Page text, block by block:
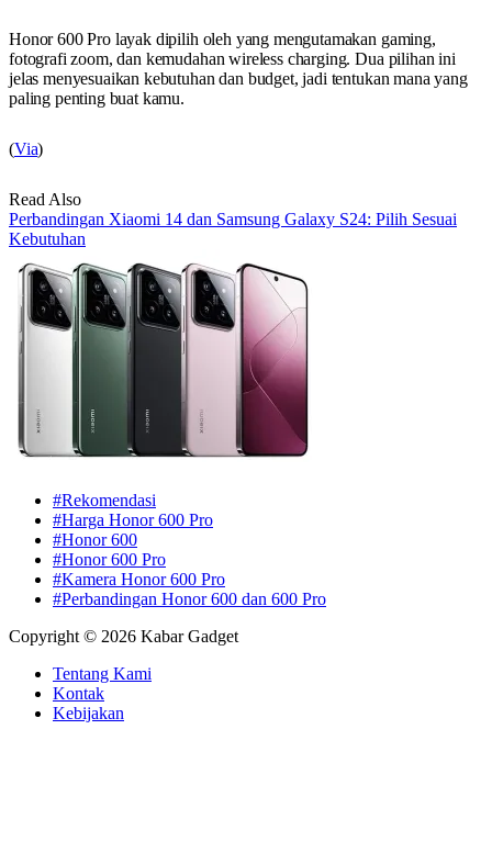
Honor 600 Pro layak dipilih oleh yang mengutamakan gaming,
fotografi zoom, dan kemudahan wireless charging. Dua pilihan ini
jelas menyesuaikan kebutuhan dan budget, jadi tentukan mana yang
paling penting buat kamu.
(Via)
Read Also
Perbandingan Xiaomi 14 dan Samsung Galaxy S24: Pilih Sesuai
Kebutuhan
#Rekomendasi
#Harga Honor 600 Pro
#Honor 600
#Honor 600 Pro
#Kamera Honor 600 Pro
#Perbandingan Honor 600 dan 600 Pro
Copyright © 2026 Kabar Gadget
Tentang Kami
Kontak
Kebijakan